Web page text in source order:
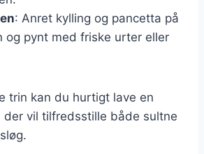
: Anret kylling og pancetta på
og pynt med friske urter eller
trin kan du hurtigt lave en
vil tilfredsstille både sultne